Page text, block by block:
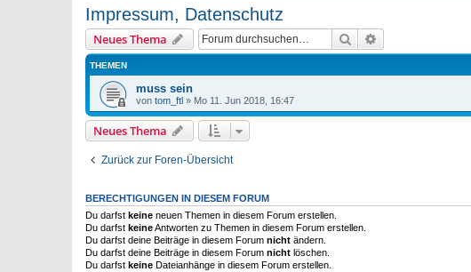
Impressum, Datenschutz
Neues Thema Suche
THEMEN
muss sein
von tom_ftl » Mo 11. Jun 2018, 16:47
Neues Thema
Zurück zur Foren-Übersicht
BERECHTIGUNGEN IN DIESEM FORUM
Du darfst keine neuen Themen in diesem Forum erstellen.
Du darfst keineAntworten zu Themen in diesem Forum erstellen.
Du darfst deine Beiträge in diesem Forum nicht ändern.
Du darfst deine Beiträge in diesem Forum nicht löschen.
Du darfst keine Dateianhänge in diesem Forum erstellen.